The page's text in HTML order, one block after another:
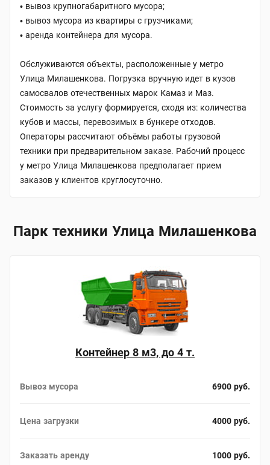
вывоз крупногабаритного мусора;
вывоз мусора из квартиры с грузчиками;
аренда контейнера для мусора.
Обслуживаются объекты, расположенные у метро
Улица Милашенкова. Погрузка вручную идет в кузов
самосвалов отечественных марок Камаз и Маз.
Стоимость за услугу формируется, сходя из: количества
кубов и массы, перевозимых в бункере отходов.
Операторы рассчитают объёмы работы грузовой
техники при предварительном заказе. Рабочий процесс
у метро Улица Милашенкова предполагает прием
заказов у клиентов круглосуточно.
Парк техники Улица Милашенкова
Контейнер 8 м3, до 4 т.
Вывоз мусора 6900 руб.
Цена загрузки 4000 руб.
Заказать аренду 1000 руб.